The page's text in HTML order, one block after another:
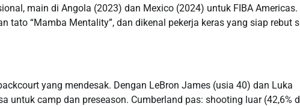
main di Angola (2023) dan Mexico (2024) untuk FIBA Americas.
tato “Mamba Mentality”, dan dikenal pekerja keras yang siap rebut
yang mendesak. Dengan LeBron James (usia 40) dan Luka
untuk camp dan preseason. Cumberland pas: shooting luar (42,6%